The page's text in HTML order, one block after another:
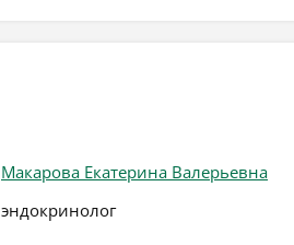
Макарова Екатерина Валерьевна
эндокринолог